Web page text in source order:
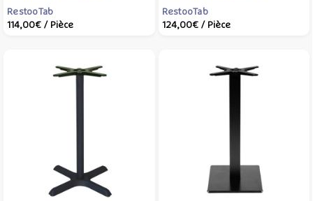
RestooTab
114,00€ / Pièce
RestooTab
124,00€ / Pièce